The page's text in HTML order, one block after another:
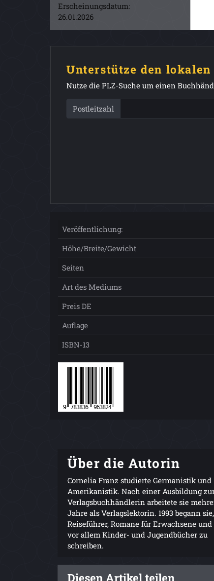
Erscheinungsdatum:
26.01.2026
Unterstütze den lokalen
Nutze die PLZ-Suche um einen
Postleitzahl
Veröffentlichung:
Höhe/Breite/Gewicht
Seiten
Art des Mediums
Preis DE
Auflage
ISBN-13
Über die Autorin
Cornelia Franz studierte Germanistik und
Amerikanistik. Nach einer Ausbildung
Verlagsbuchhändlerin arbeitete sie
Jahre als Verlagslektorin. 1993 begann sie,
Reiseführer, Romane für Erwachsene und
vor allem Kinder- und Jugendbücher zu
schreiben.
Diesen Artikel teilen